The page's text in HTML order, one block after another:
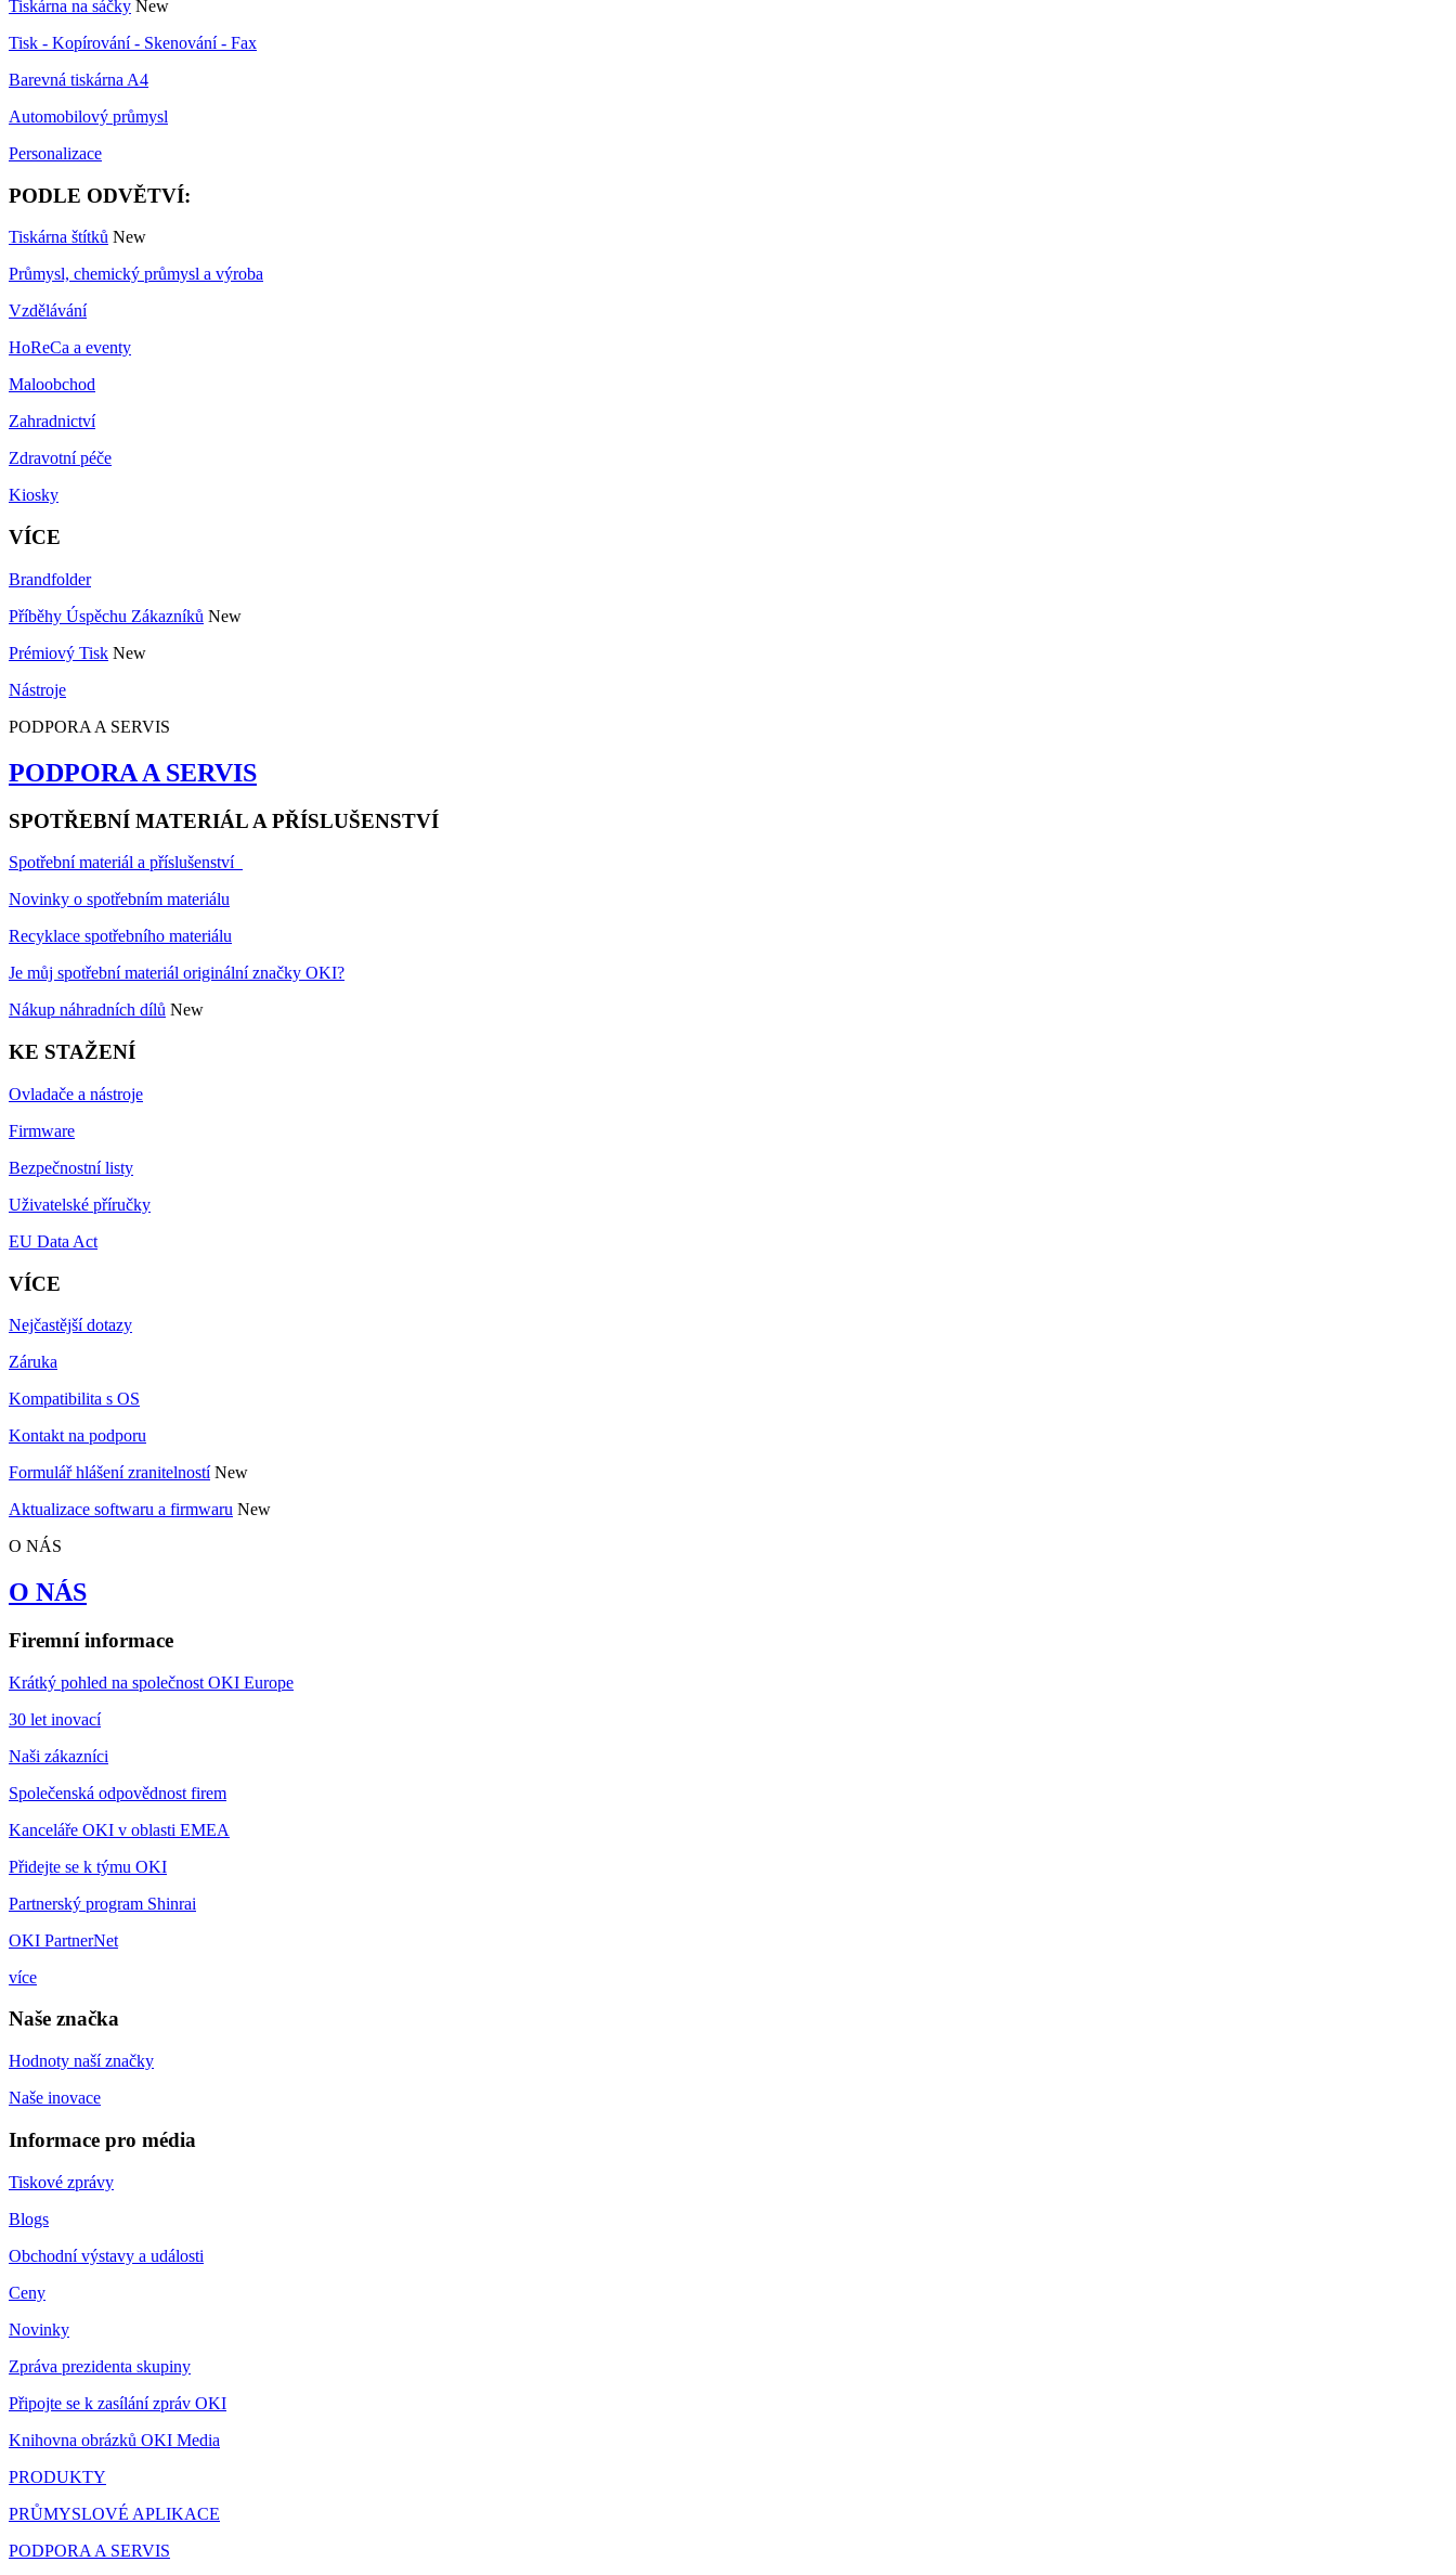
Tiskárna na sáčky New
Tisk - Kopírování - Skenování - Fax
Barevná tiskárna A4
Automobilový průmysl
Personalizace
PODLE ODVĚTVÍ:
Tiskárna štítků New
Průmysl, chemický průmysl a výroba
Vzdělávání
HoReCa a eventy
Maloobchod
Zahradnictví
Zdravotní péče
Kiosky
VÍCE
Brandfolder
Příběhy Úspěchu Zákazníků New
Prémiový Tisk New
Nástroje
PODPORA A SERVIS
PODPORA A SERVIS
SPOTŘEBNÍ MATERIÁL A PŘÍSLUŠENSTVÍ
Spotřební materiál a příslušenství
Novinky o spotřebním materiálu
Recyklace spotřebního materiálu
Je můj spotřební materiál originální značky OKI?
Nákup náhradních dílů New
KE STAŽENÍ
Ovladače a nástroje
Firmware
Bezpečnostní listy
Uživatelské příručky
EU Data Act
VÍCE
Nejčastější dotazy
Záruka
Kompatibilita s OS
Kontakt na podporu
Formulář hlášení zranitelností New
Aktualizace softwaru a firmwaru New
O NÁS
O NÁS
Firemní informace
Krátký pohled na společnost OKI Europe
30 let inovací
Naši zákazníci
Společenská odpovědnost firem
Kanceláře OKI v oblasti EMEA
Přidejte se k týmu OKI
Partnerský program Shinrai
OKI PartnerNet
více
Naše značka
Hodnoty naší značky
Naše inovace
Informace pro média
Tiskové zprávy
Blogs
Obchodní výstavy a události
Ceny
Novinky
Zpráva prezidenta skupiny
Připojte se k zasílání zpráv OKI
Knihovna obrázků OKI Media
PRODUKTY
PRŮMYSLOVÉ APLIKACE
PODPORA A SERVIS